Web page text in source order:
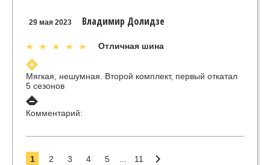
29 мая 2023 Владимир Долидзе
Отличная шина
Мягкая, нешумная. Второй комплект, первый откатал
5 сезонов
Комментарий:
1 2 3 4 5 ... 11